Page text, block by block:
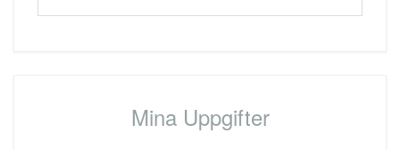
Mina Uppgifter